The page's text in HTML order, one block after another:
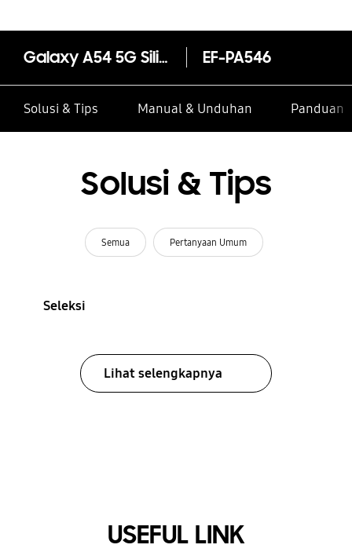
Galaxy A54 5G Silicone Case EF-PA546
Solusi & Tips Manual & Unduhan Panduan
Solusi & Tips
Semua Pertanyaan Umum
Seleksi
Lihat selengkapnya
USEFUL LINK